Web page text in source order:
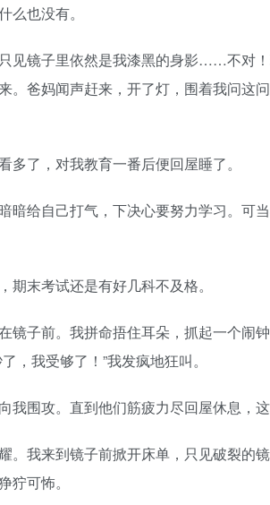
也没有。
见镜子里依然是我漆黑的身影……不对
。爸妈闻声赶来，开了灯，围着我问这
了，对我教育一番后便回屋睡了。
暗给自己打气，下决心要努力学习。可
末考试还是有好几科不及格。
镜子前。我拼命捂住耳朵，抓起一个闹
，我受够了！”我发疯地狂叫。
我围攻。直到他们筋疲力尽回屋休息，这
。我来到镜子前掀开床单，只见破裂的
可怖。